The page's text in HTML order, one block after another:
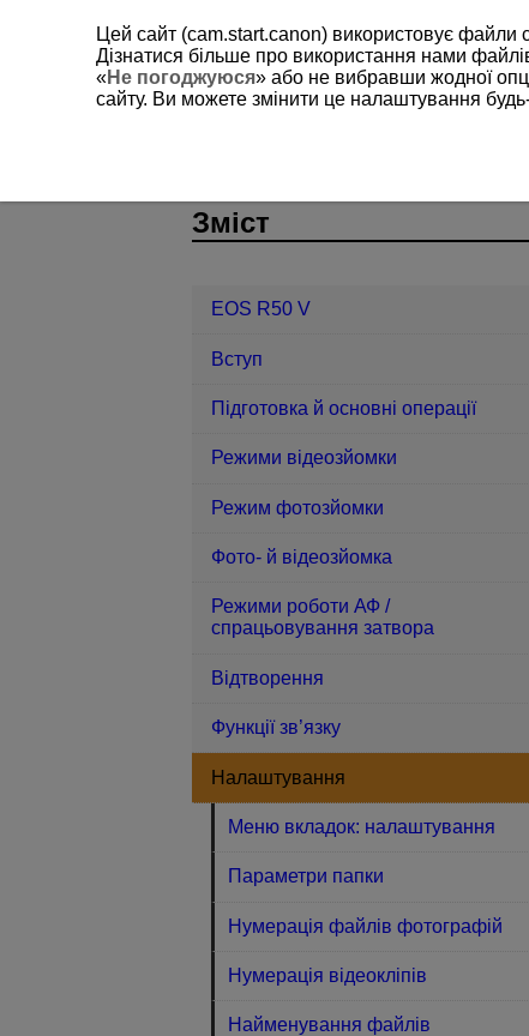
Налаштування
Зміст
EOS R50 V
Вступ
Підготовка й основні операції
Режими відеозйомки
Режим фотозйомки
Фото- й відеозйомка
Режими роботи АФ /
спрацьовування затвора
Відтворення
Функції зв’язку
Налаштування
Меню вкладок: налаштування
Параметри папки
Нумерація файлів фотографій
Нумерація відеокліпів
Найменування файлів
Цей сайт (cam.start.canon) використовує файли
Дізнатися більше про використання нами
«Не погоджуюся» або не вибравши жодної
сайту. Ви можете змінити це налаштування